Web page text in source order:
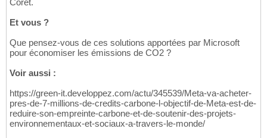
Coret.
Et vous ?
Que pensez-vous de ces solutions apportées par Microsoft
pour économiser les émissions de CO2 ?
Voir aussi :
https://green-it.developpez.com/actu/345539/Meta-va-acheter-
pres-de-7-millions-de-credits-carbone-l-objectif-de-Meta-est-de-
reduire-son-empreinte-carbone-et-de-soutenir-des-projets-
environnementaux-et-sociaux-a-travers-le-monde/